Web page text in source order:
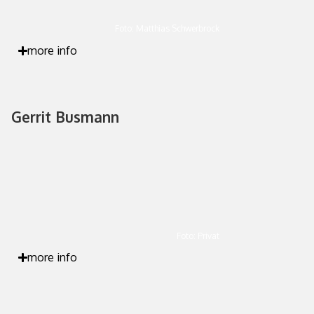
more info
Gerrit Busmann
more info